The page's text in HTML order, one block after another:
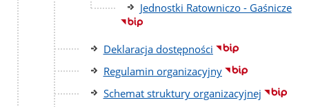
Jednostki Ratowniczo - Gaśnicze
Deklaracja dostępności
Regulamin organizacyjny
Schemat struktury organizacyjnej